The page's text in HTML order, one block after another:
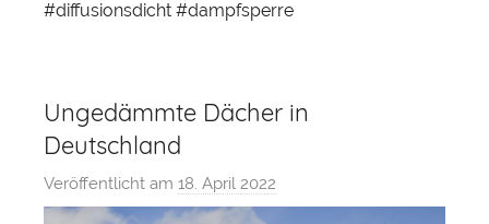
#diffusionsdicht #dampfsperre
Ungedämmte Dächer in
Deutschland
Veröffentlicht am 18. April 2022
o